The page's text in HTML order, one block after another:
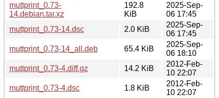
muttprint_0.73-
14.debian.tar.xz
192.8
KiB
2025-Sep-
06 17:45
muttprint_0.73-14.dsc
2.0 KiB
2025-Sep-
06 17:45
muttprint_0.73-14_all.deb
65.4 KiB
2025-Sep-
06 18:10
muttprint_0.73-4.diff.gz
14.2 KiB
2012-Feb-
10 22:07
muttprint_0.73-4.dsc
1.8 KiB
2012-Feb-
10 22:07